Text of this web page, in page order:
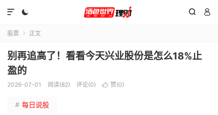
  

股票  正文
别再追高了！看看今天兴业股份是怎么18%止
盈的
2026-07-01 阅读(82) 评论(0)  赞(0)
# 每日说股